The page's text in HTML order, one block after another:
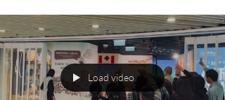
books had begun "adversely possessing"
every corner of her home—from the
bedroom to the living and dining rooms,
and even the kitchen wasn't spared!
Although her equally book-loving daughter